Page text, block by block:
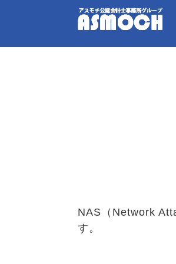
NAS（Network
す。